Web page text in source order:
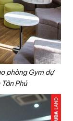
phòng Gym dự
Phú